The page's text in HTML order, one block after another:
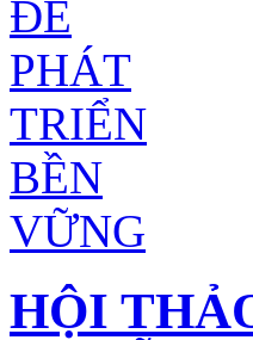
HỘI